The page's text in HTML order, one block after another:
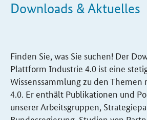
Downloads & Aktuelles
Finden Sie, was Sie suchen! Der
Plattform Industrie 4.0 ist eine
Wissenssammlung zu den
4.0. Er enthält Publikationen und
unserer Arbeitsgruppen,